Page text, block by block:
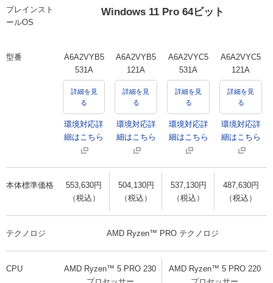
プレインスト
ールOS
Windows 11 Pro 64ビット
型番
A6A2VYB5
531A
詳細を見
る
環境対応詳
細はこちら
A6A2VYB5
121A
詳細を見
る
環境対応詳
細はこちら
A6A2VYC5
531A
詳細を見
る
環境対応詳
細はこちら
A6A2VYC5
121A
詳細を見
る
環境対応詳
細はこちら
本体標準価格
553,630円
（税込）
504,130円
（税込）
537,130円
（税込）
487,630円
（税込）
テクノロジ AMD Ryzen™ PRO テクノロジ
CPU
AMD Ryzen™ 5 PRO 230
AMD Ryzen™ 5 PRO 220